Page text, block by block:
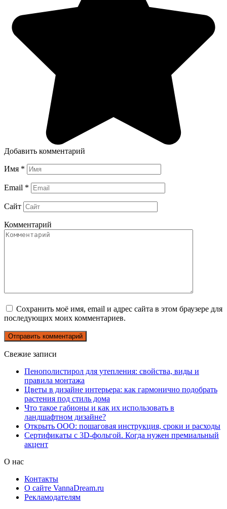
Добавить комментарий
Имя *
Email *
Сайт
Комментарий
Сохранить моё имя, email и адрес сайта в этом браузере для
последующих моих комментариев.
Свежие записи
Пенополистирол для утепления: свойства, виды и
правила монтажа
Цветы в дизайне интерьера: как гармонично подобрать
растения под стиль дома
Что такое габионы и как их использовать в
ландшафтном дизайне?
Открыть ООО: пошаговая инструкция, сроки и расходы
Сертификаты с 3D-фольгой. Когда нужен премиальный
акцент
О нас
Контакты
О сайте VannaDream.ru
Рекламодателям